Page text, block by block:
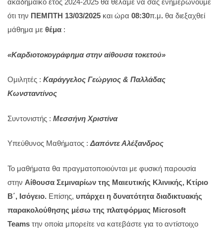
ακαδημαϊκό έτος 2024-2025 θα θέλαμε να σας ενημερώνουμε
ότι την ΠΕΜΠΤΗ 13/03/2025 και ώρα 08:30π.μ. θα διεξαχθεί
μάθημα με θέμα :
«Καρδιοτοκογράφημα στην αίθουσα τοκετού»
Oμιλητές : Καράγγελος Γεώργιος & Παλλάδας
Κωνσταντίνος
Συντονιστής : Μεσσήνη Χριστίνα
Υπεύθυνος Μαθήματος :Δαπόντε Αλέξανδρος
Το μαθήματα θα πραγματοποιούνται με φυσική παρουσία
στην Αίθουσα Σεμιναρίων της Μαιευτικής Κλινικής, Kτίριο
Β΄, Ισόγειο. Επίσης, υπάρχει η δυνατότητα διαδικτυακής
παρακολούθησης μέσω της πλατφόρμας Microsoft
Teams την οποία μπορείτε να κατεβάστε για το αντίστοιχο